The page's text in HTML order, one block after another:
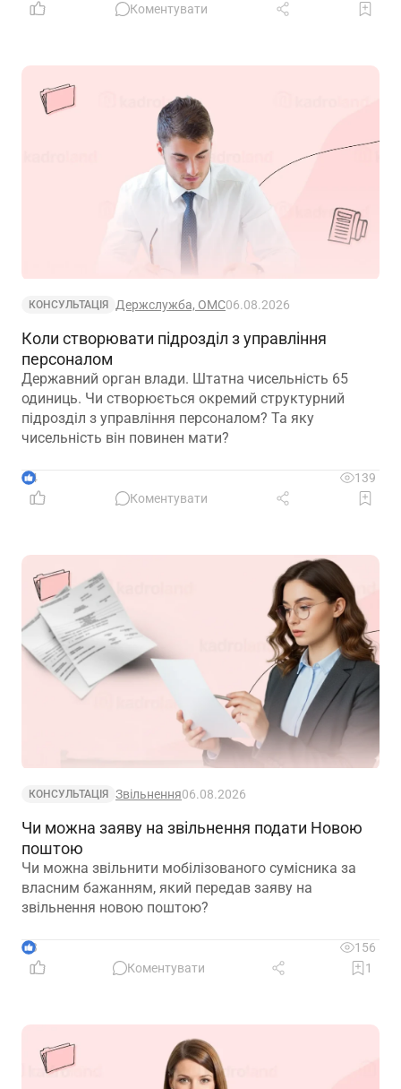
Коментувати
КОНСУЛЬТАЦІЯ Держслужба, ОМС06.08.2026
Коли створювати підрозділ з управління
персоналом
Державний орган влади. Штатна чисельність 65
одиниць. Чи створюється окремий структурний
підрозділ з управління персоналом? Та яку
чисельність він повинен мати?
4
139
Коментувати
КОНСУЛЬТАЦІЯ Звільнення06.08.2026
Чи можна заяву на звільнення подати Новою
поштою
Чи можна звільнити мобілізованого сумісника за
власним бажанням, який передав заяву на
звільнення новою поштою?
3
156
Коментувати
1